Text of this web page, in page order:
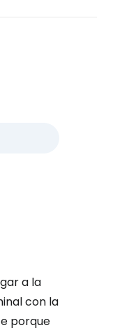
a la
con la
porque